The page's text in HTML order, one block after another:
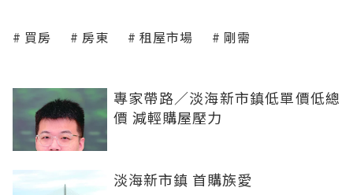
買房 房東 租屋市場 剛需
專家帶路／淡海新市鎮低單價低總
價 減輕購屋壓力
淡海新市鎮 首購族愛